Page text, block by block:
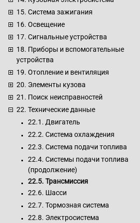
15. Система зажигания
16. Освещение
17. Сигнальные устройства
18. Приборы и вспомогательные
устройства
19. Отопление и вентиляция
20. Элементы кузова
21. Поиск неисправностей
22. Технические данные
22.1. Двигатель
22.2. Система охлаждения
22.3. Система подачи топлива
22.4. Системы подачи топлива
(продолжение)
22.5. Трансмиссия
22.6. Шасси
22.7. Тормозная система
22.8. Электросистема